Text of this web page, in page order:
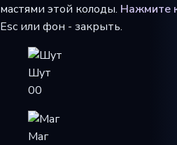
мастями этой колоды. Нажмите
Esc или фон - закрыть.
Шут
00
Маг